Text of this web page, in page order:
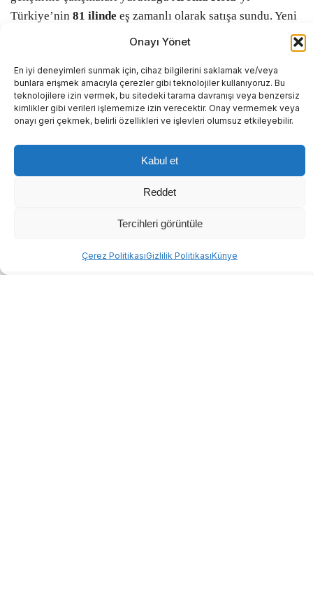
Onayı Yönet
En iyi deneyimleri sunmak için, cihaz bilgilerini saklamak ve/veya
bunlara erişmek amacıyla çerezler gibi teknolojiler kullanıyoruz. Bu
teknolojilere izin vermek, bu sitedeki tarama davranışı veya benzersiz
kimlikler gibi verileri işlememize izin verecektir. Onay vermemek veya
onayı geri çekmek, belirli özellikleri ve işlevleri olumsuz etkileyebilir.
Kabul et
Reddet
Tercihleri görüntüle
Çerez PolitikasıGizlilik PolitikasıKünye
Yaklaşık 60 yıllık geçmişiyle Türkiye’nin önde gelen
içecek üreticileri arasında yer alan
, ürün
yelpazesini genişleterek gazlı içecek kategorisine adım
attı. 1968 yılında Bursa ‘nın Gürsu ilçesinde kurulan
şirket, yeni ürünüAroma Kolaile uluslararası markaların
ağırlıkta olduğu kola pazarında yerli bir alternatif sunmayı
amaçlıyor.
81 ilde raflardaki yerini aldı
, şirketin yaygın dağıtım ağı sayesinde
81 ilindeki
marketlerde, zincir mağazalarda
yatırımla birlikte şirket, meyve suyu ve maden suyu